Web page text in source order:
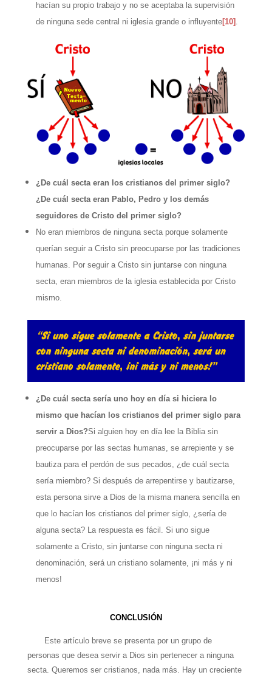
hacían su propio trabajo y no se aceptaba la supervisión
de ninguna sede central ni iglesia grande o influyente[10] .
¿De cuál secta eran los cristianos del primer siglo?
¿De cuál secta eran Pablo, Pedro y los demás
seguidores de Cristo del primer siglo?
No eran miembros de ninguna secta porque solamente
querían seguir a Cristo sin preocuparse por las tradiciones
humanas. Por seguir a Cristo sin juntarse con ninguna
secta, eran miembros de la iglesia establecida por Cristo
mismo.
¿De cuál secta sería uno hoy en día si hiciera lo
mismo que hacían los cristianos del primer siglo para
servir a Dios?Si alguien hoy en día lee la Biblia sin
preocuparse por las sectas humanas, se arrepiente y se
bautiza para el perdón de sus pecados, ¿de cuál secta
sería miembro? Si después de arrepentirse y bautizarse,
esta persona sirve a Dios de la misma manera sencilla en
que lo hacían los cristianos del primer siglo, ¿sería de
alguna secta? La respuesta es fácil. Si uno sigue
solamente a Cristo, sin juntarse con ninguna secta ni
denominación, será un cristiano solamente, ¡ni más y ni
menos!
CONCLUSIÓN
Este artículo breve se presenta por un grupo de
personas que desea servir a Dios sin pertenecer a ninguna
secta. Queremos ser cristianos, nada más. Hay un creciente